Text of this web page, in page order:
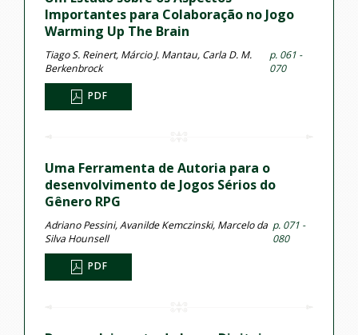
Importantes para Colaboração no Jogo
Warming Up The Brain
Tiago S. Reinert, Márcio J. Mantau, Carla D. M.
Berkenbrock
p. 061 -
070
PDF
Uma Ferramenta de Autoria para o
desenvolvimento de Jogos Sérios do
Gênero RPG
Adriano Pessini, Avanilde Kemczinski, Marcelo da
Silva Hounsell
p. 071 -
080
PDF